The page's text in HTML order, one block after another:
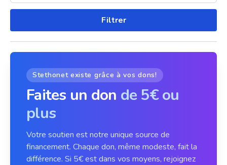
Filtrer
Stethonet existe grâce à vos dons!
Faites un don de 5€ ou
plus
Votre soutien est notre unique source de
financement. Chaque don, même modeste, fait la
différence. Si 5€ est dans vos moyens, rejoignez